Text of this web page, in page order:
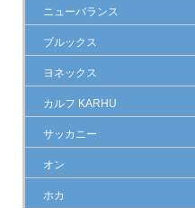
ニューバランス
ブルックス
ヨネックス
カルフ KARHU
サッカニー
オン
ホカ